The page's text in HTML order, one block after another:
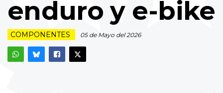
enduro y e-bike
COMPONENTES 05 de Mayo del 2026